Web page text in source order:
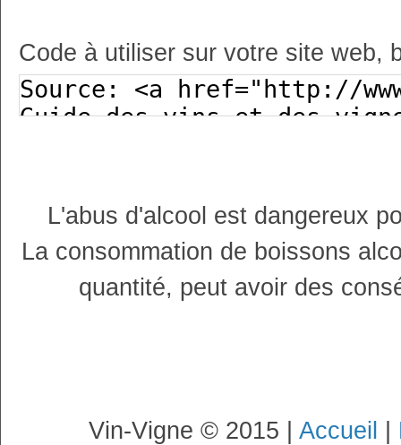
Code à utiliser sur votre site web,
L'abus d'alcool est dangereux
La consommation de boissons
quantité, peut avoir des
Vin-Vigne © 2015 | Accueil